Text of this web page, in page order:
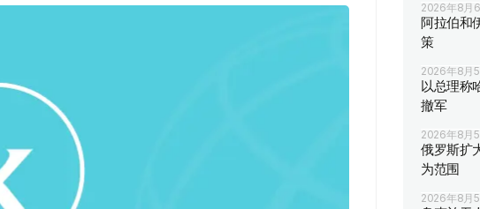
2026年8月
阿拉伯和
策
2026年8月
以总理称
撤军
2026年8月
俄罗斯扩
为范围
2026年8月5